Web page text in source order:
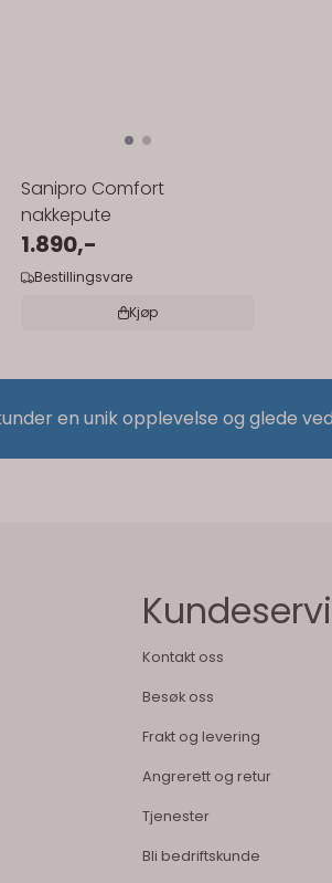
Sanipro Comfort
nakkepute
1.890,-
Bestillingsvare
Kjøp
en unik opplevelse og glede
Kontakt oss
Besøk oss
Frakt og levering
Angrerett og retur
Tjenester
Bli bedriftskunde